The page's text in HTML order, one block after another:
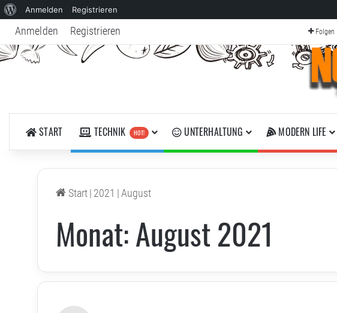
Über
WordPress
Anmelden Registrieren
Anmelden Registrieren Folgen
START TECHNIK HOT! UNTERHALTUNG MODERN LIFE
Start| 2021 | August
Monat:August 2021